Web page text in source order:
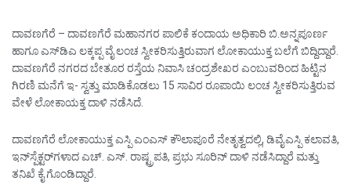
ದಾವಣಗೆರೆ – ದಾವಣಗೆರೆ ಮಹಾನಗರ ಪಾಲಿಕೆ ಕಂದಾಯ ಅಧಿಕಾರಿ ಬಿ.ಅನ್ನಪೂರ್ಣ
ಹಾಗೂ ಎಸ್‌ಡಿಎ ಲಕ್ಕಪ್ಪ ವೈ ಲಂಚ ಸ್ವೀಕರಿಸುತ್ತಿರುವಾಗ ಲೋಕಾಯುಕ್ತ ಬಲೆಗೆ ಬಿದ್ದಿದ್ದಾರೆ.
ದಾವಣಗೆರೆ ನಗರದ ಬೇತೂರ ರಸ್ತೆಯ ನಿವಾಸಿ ಚಂದ್ರಶೇಖರ ಎಂಬುವರಿಂದ ಹಿಟ್ಟಿನ
ಗಿರಣಿ ಮನೆಗೆ ಇ- ಸ್ವತ್ತು ಮಾಡಿಕೊಡಲು 15 ಸಾವಿರ ರೂಪಾಯಿ ಲಂಚ ಸ್ವೀಕರಿಸುತ್ತಿರುವ
ವೇಳೆ ಲೋಕಾಯಕ್ತ ದಾಳಿ ನಡೆಸಿದೆ.
ದಾವಣಗೆರೆ ಲೋಕಾಯುಕ್ತ ಎಸ್ಪಿ ಎಂಎಸ್‌ ಕೌಲಾಪೂರೆ ನೇತೃತ್ವದಲ್ಲಿ, ಡಿವೈಎಸ್ಪಿ ಕಲಾವತಿ,
ಇನ್‌ಸ್ಪೆಕ್ಟರ್‌ಗಳಾದ ಎಚ್. ಎಸ್. ರಾಷ್ಟ್ರಪತಿ, ಪ್ರಭು ಸೂರಿನ್ ದಾಳಿ ನಡೆಸಿದ್ದಾರೆ ಮತ್ತು
ತನಿಖೆ ಕೈ ಗೊಂಡಿದ್ದಾರೆ.